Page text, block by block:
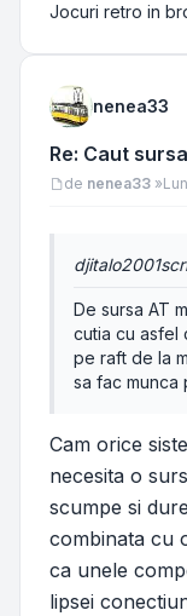
Jocuri retro in
nenea33
Re: Caut
Mesaj
de nenea33 »
djitalo2001
De sursa AT
cutia cu asfel
pe raft de la
sa fac munca
Cam orice
necesita o
scumpe si
combinata cu
ca unele
lipsei